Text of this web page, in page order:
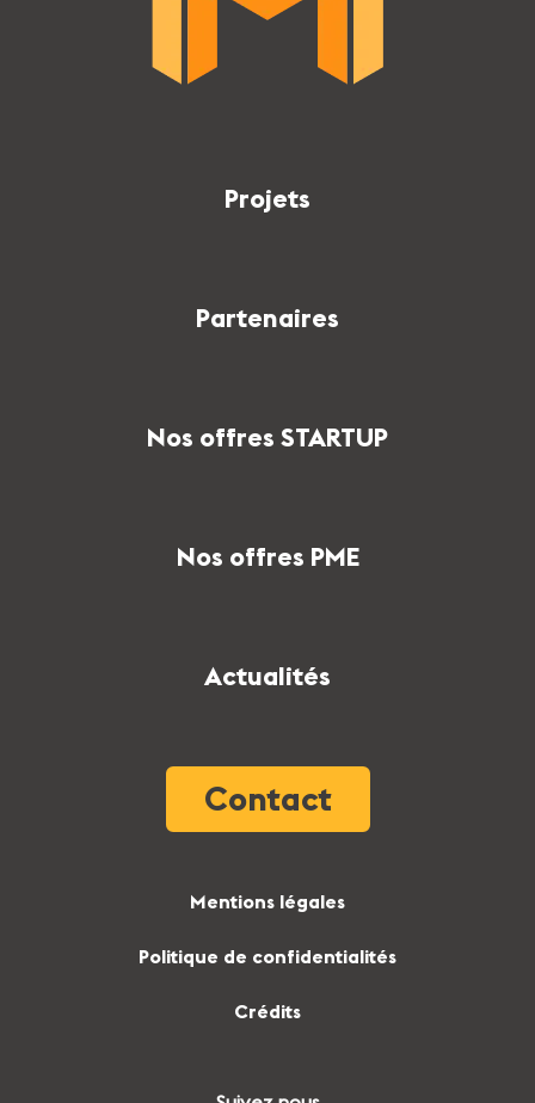
Projets
Partenaires
Nos offres STARTUP
Nos offres PME
Actualités
Contact
Mentions légales
Politique de confidentialités
Crédits